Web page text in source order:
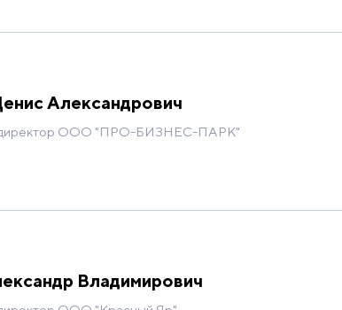
Александрович
директор ООО "ПРО-БИЗНЕС-ПАРК"
Владимирович